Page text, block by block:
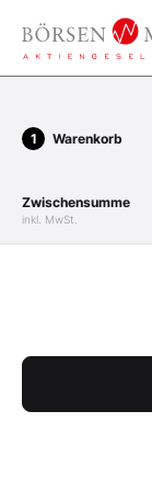
Warenkorb
Zwischensumme
inkl. MwSt.